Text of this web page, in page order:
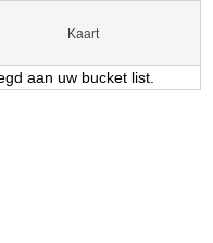
Kaart
aan uw bucket list.